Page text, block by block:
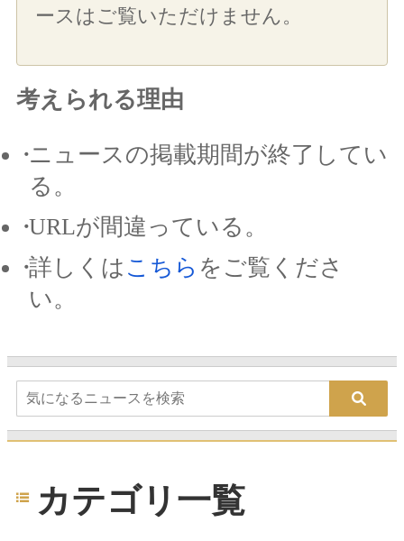
ースはご覧いただけません。
考えられる理由
ニュースの掲載期間が終了してい
る。
URLが間違っている。
詳しくは こちら をご覧くださ
い。
カテゴリ一覧